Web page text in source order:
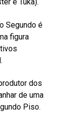
e Tuka).
Segundo é
figura
dos
de uma
Piso.